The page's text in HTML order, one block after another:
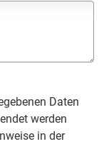
Daten
werden
in der